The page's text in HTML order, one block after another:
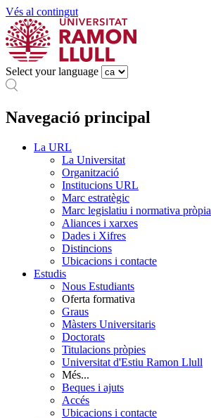
Vés al contingut
Select your language
Navegació principal
La URL
La Universitat
Organització
Institucions URL
Marc estratègic
Marc legislatiu i normativa pròpia
Aliances i xarxes
Dades i Xifres
Distincions
Ubicacions i contacte
Estudis
Nous Estudiants
Oferta formativa
Graus
Màsters Universitaris
Doctorats
Titulacions pròpies
Universitat d'Estiu Ramon Llull
Més...
Beques i ajuts
Accés
Ubicacions i contacte